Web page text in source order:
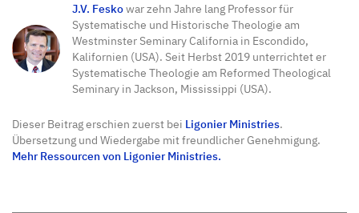
J.V. Feskowar zehn Jahre lang Professor für
Systematische und Historische Theologie am
Westminster Seminary California in Escondido,
Kalifornien (USA). Seit Herbst 2019 unterrichtet er
Systematische Theologie am Reformed Theological
Seminary in Jackson, Mississippi (USA).
Dieser Beitrag erschien zuerst bei Ligonier Ministries.
Übersetzung und Wiedergabe mit freundlicher Genehmigung.
Mehr Ressourcen von Ligonier Ministries.